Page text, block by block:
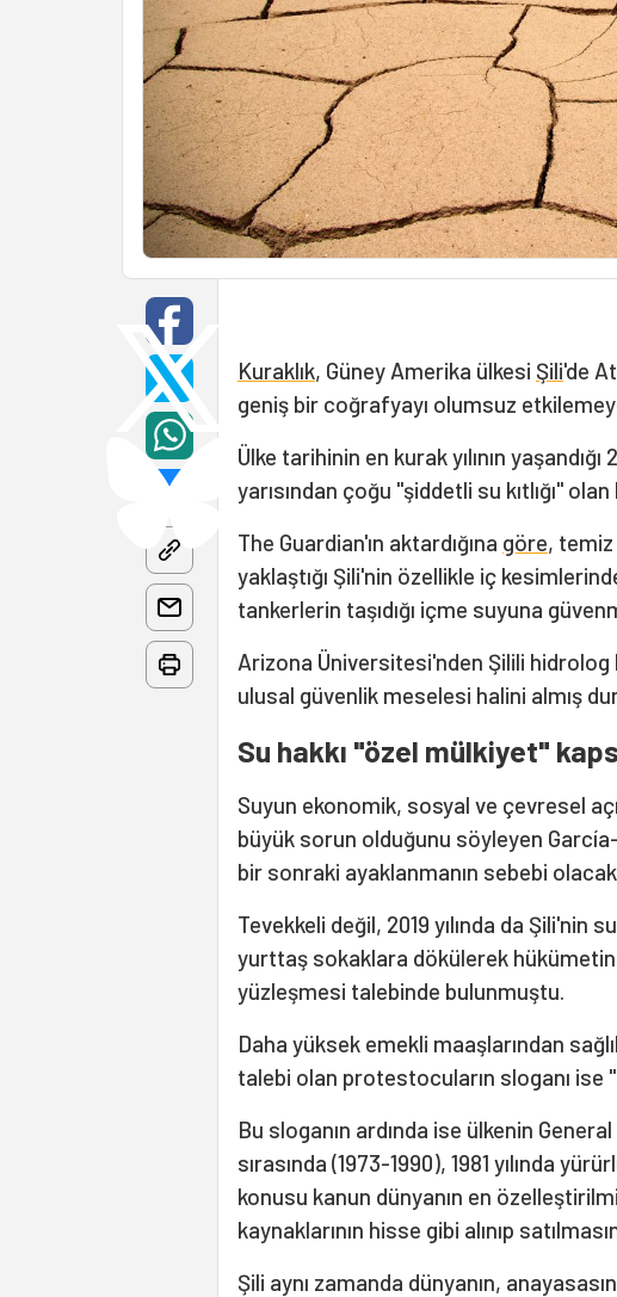
Kuraklık, Güney Amerika ülkesi Şili'de
geniş bir coğrafyayı olumsuz
Ülke tarihinin en kurak yılının
yarısından çoğu "şiddetli su kıtlığı"
The Guardian'ın aktardığına göre, temiz
yaklaştığı Şili'nin özellikle iç
tankerlerin taşıdığı içme suyuna
Arizona Üniversitesi'nden Şilili
ulusal güvenlik meselesi halini almış
Su hakkı "özel mülkiyet"
Suyun ekonomik, sosyal ve çevresel
büyük sorun olduğunu söyleyen
bir sonraki ayaklanmanın sebebi
Tevekkeli değil, 2019 yılında da
yurttaş sokaklara dökülerek
yüzleşmesi talebinde bulunmuştu.
Daha yüksek emekli maaşlarından
talebi olan protestocuların sloganı ise
Bu sloganın ardında ise ülkenin
sırasında (1973-1990), 1981 yılında
konusu kanun dünyanın en
kaynaklarının hisse gibi alınıp
Şili aynı zamanda dünyanın,